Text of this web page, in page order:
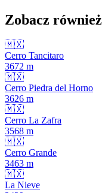
Zobacz również
🇲🇽
Cerro Tancitaro
3672 m
🇲🇽
Cerro Piedra del Horno
3626 m
🇲🇽
Cerro La Zafra
3568 m
🇲🇽
Cerro Grande
3463 m
🇲🇽
La Nieve